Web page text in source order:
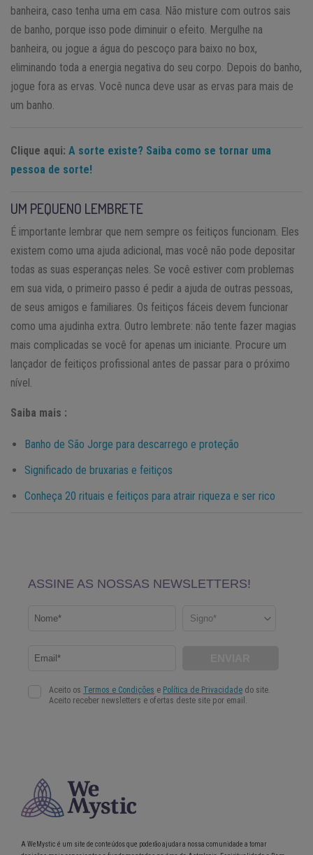
banheira, caso tenha uma em casa. Não misture com outros sais
de banho, porque isso pode diminuir o efeito. Mergulhe na
banheira, ou jogue a água do pescoço para baixo no box,
eliminando toda a energia negativa do seu corpo. Depois do banho,
jogue fora as ervas. Você nunca deve usar as ervas para mais de
um banho.
Clique aqui: A sorte existe? Saiba como se tornar uma
pessoa de sorte!
UM PEQUENO LEMBRETE
É importante lembrar que nem sempre os feitiços funcionam. Eles
existem como uma ajuda adicional, mas você não pode depositar
todas as suas esperanças neles. Se você estiver com problemas
em sua vida, o primeiro passo é pedir a ajuda de outras pessoas,
de seus amigos e familiares. Os feitiços fáceis devem funcionar
como uma ajudinha extra. Outro lembrete: não tente fazer magias
mais complicadas se você for apenas um iniciante. Procure um
lançador de feitiços profissional antes de passar para o próximo
nível.
Saiba mais :
Banho de São Jorge para descarrego e proteção
Significado de bruxarias e feitiços
Conheça 20 rituais e feitiços para atrair riqueza e ser rico
A WeMystic é um site de conteúdos que poderão ajudar a nossa comunidade a tomar